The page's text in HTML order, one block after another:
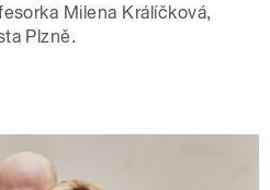
Milena Králíčková,
Plzně.